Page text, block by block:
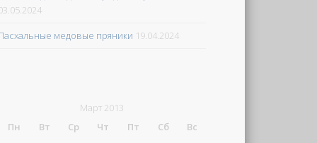
медовые пряники 19.04.2024
Март 2013
Пн
Вт Ср Чт Пт Сб
Вс